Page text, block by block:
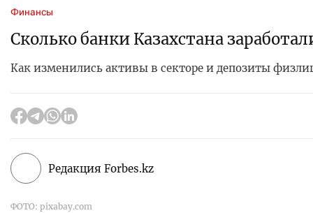
Финансы
Сколько банки Казахстана
Как изменились активы в секторе и депозиты
Редакция Forbes.kz
ФОТО: pixabay.com